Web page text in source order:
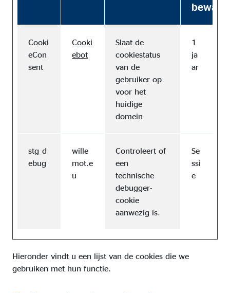
Cooki
eCon
sent
Cooki
ebot
Slaat de
cookiestatus
van de
gebruiker op
voor het
huidige
domein
1
ja
ar
stg_d
ebug
wille
mot.e
u
Controleert of
een
technische
debugger-
cookie
aanwezig is.
Se
ssi
e
Hieronder vindt u een lijst van de cookies die we
gebruiken met hun functie.